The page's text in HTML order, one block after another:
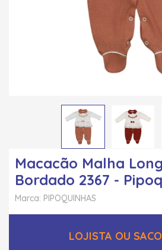
Macacão Malha
Bordado 2367 -
Marca: PIPOQUINHAS
LOJISTA OU